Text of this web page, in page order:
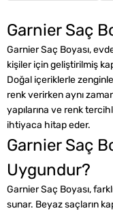
Garnier Saç
Garnier Saç Boyası,
kişiler için geliştirilmiş
Doğal içeriklerle
renk verirken aynı
yapılarına ve renk
ihtiyaca hitap eder.
Garnier Saç
Uygundur?
Garnier Saç Boyası,
sunar. Beyaz saçların